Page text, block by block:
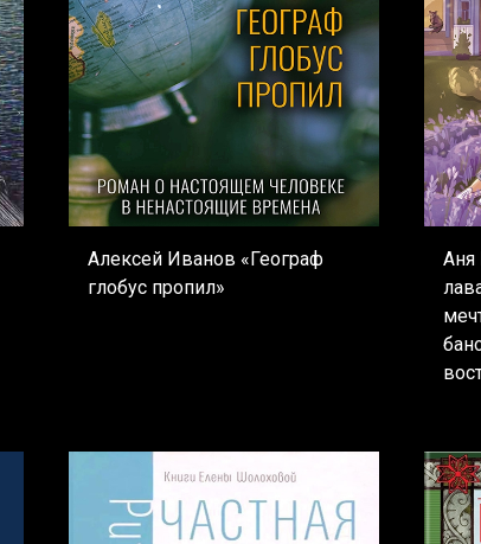
Алексей Иванов «Географ
глобус пропил»
Аня